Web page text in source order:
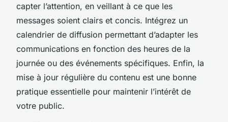
capter l’attention, en veillant à ce que les
messages soient clairs et concis. Intégrez un
calendrier de diffusion permettant d’adapter les
communications en fonction des heures de la
journée ou des événements spécifiques. Enfin, la
mise à jour régulière du contenu est une bonne
pratique essentielle pour maintenir l’intérêt de
votre public.